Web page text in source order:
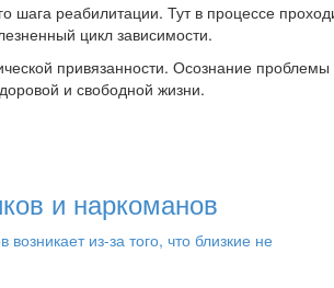
шага реабилитации. Тут в процессе
цикл зависимости.
привязанности. Осознание проблемы
и свободной жизни.
и наркоманов
из-за того, что близкие не